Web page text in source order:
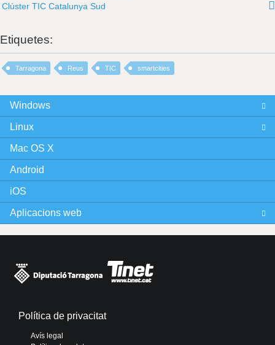
Clúster TIC Catalunya Sud
Etiquetes:
Tarragona Reus TIC smartcities
Windows
Linux
Mac OS X
Android
iOS
Aplicacions web
Política de privacitat
Avís legal